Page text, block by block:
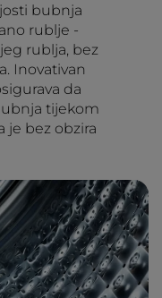
bubnja
rublje -
rublja, bez
Inovativan
da
tijekom
je bez obzira